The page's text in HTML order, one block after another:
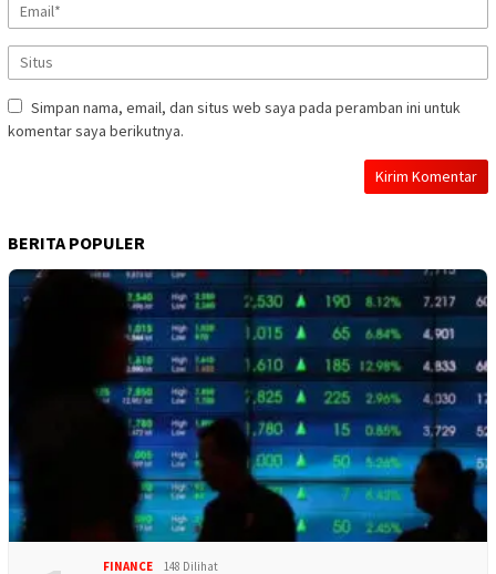
Simpan nama, email, dan situs web saya pada peramban ini untuk
komentar saya berikutnya.
BERITA POPULER
FINANCE 148 Dilihat